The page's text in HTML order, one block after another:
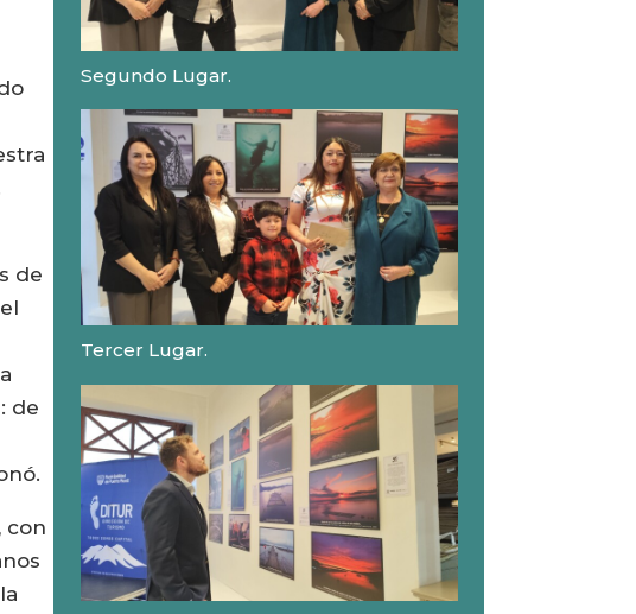
Segundo Lugar.
Tercer Lugar.
de
de
, con